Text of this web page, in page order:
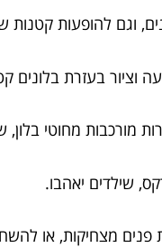
וגם להופעות קטנות
וציור בעזרת בלונים
מורכבות מחוטי בלון,
שילדים יאהבו.
פנים מצחיקות, או